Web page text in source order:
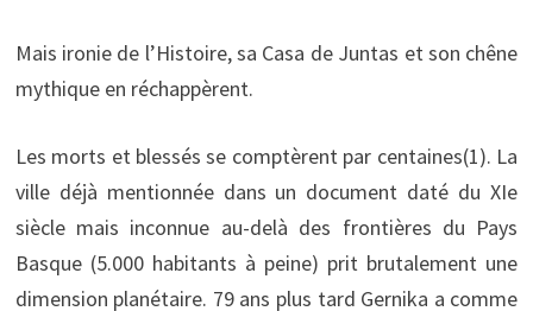
Mais ironie de l’Histoire, sa Casa de Juntas et son chêne
mythique en réchappèrent.
Les morts et blessés se comptèrent par centaines(1). La
ville déjà mentionnée dans un document daté du XIe
siècle mais inconnue au-delà des frontières du Pays
Basque (5.000 habitants à peine) prit brutalement une
dimension planétaire. 79 ans plus tard Gernika a comme